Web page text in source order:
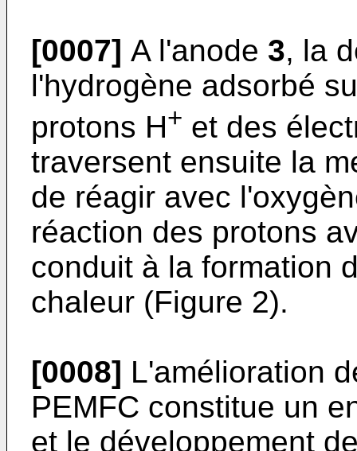
[0007] A l'anode 3, la
l'hydrogène adsorbé
protons H+ et des
traversent ensuite la
de réagir avec
réaction des protons
conduit à la formation
chaleur (Figure 2).
[0008] L'amélioration
PEMFC constitue un
et le développement